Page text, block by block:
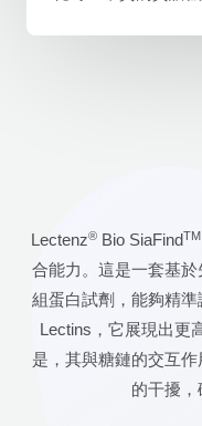
Lectenz® Bio SiaFindTM
合能力。這是一套基
組蛋白試劑，能夠精
Lectins，它展現出更
是，其與糖鏈的交互
的干擾，